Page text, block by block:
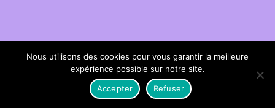
Nous utilisons des cookies pour vous garantir la meilleure
expérience possible sur notre site.
Accepter
Refuser